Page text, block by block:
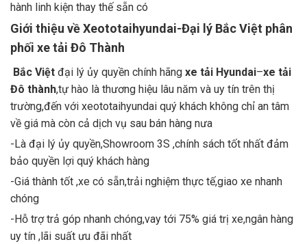
hành linh kiện thay thế sẵn có
Giới thiệu về Xeototaihyundai-Đại lý Bắc Việt phân
phối xe tải Đô Thành
Bắc Việt đại lý ủy quyền chính hãng xe tải Hyundai–xe tải
Đô thành,tự hào là thương hiệu lâu năm và uy tín trên thị
trường,đến với xeototaihyundai quý khách không chỉ an tâm
về giá mà còn cả dịch vụ sau bán hàng nưa
-Là đại lý ủy quyền,Showroom 3S ,chính sách tốt nhất đảm
bảo quyền lợi quý khách hàng
-Giá thành tốt ,xe có sẵn,trải nghiệm thực tế,giao xe nhanh
chóng
-Hỗ trợ trả góp nhanh chóng,vay tới 75% giá trị xe,ngân hàng
uy tín ,lãi suất ưu đãi nhất